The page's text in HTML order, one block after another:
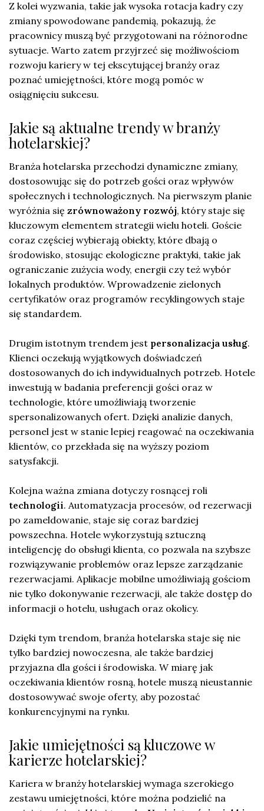
Z kolei wyzwania, takie jak wysoka rotacja kadry czy
zmiany spowodowane pandemią, pokazują, że
pracownicy muszą być przygotowani na różnorodne
sytuacje. Warto zatem przyjrzeć się możliwościom
rozwoju kariery w tej ekscytującej branży oraz
poznać umiejętności, które mogą pomóc w
osiągnięciu sukcesu.
Jakie są aktualne trendy w branży
hotelarskiej?
Branża hotelarska przechodzi dynamiczne zmiany,
dostosowując się do potrzeb gości oraz wpływów
społecznych i technologicznych. Na pierwszym planie
wyróżnia się zrównoważony rozwój, który staje się
kluczowym elementem strategii wielu hoteli. Goście
coraz częściej wybierają obiekty, które dbają o
środowisko, stosując ekologiczne praktyki, takie jak
ograniczanie zużycia wody, energii czy też wybór
lokalnych produktów. Wprowadzenie zielonych
certyfikatów oraz programów recyklingowych staje
się standardem.
Drugim istotnym trendem jest personalizacja usług.
Klienci oczekują wyjątkowych doświadczeń
dostosowanych do ich indywidualnych potrzeb. Hotele
inwestują w badania preferencji gości oraz w
technologie, które umożliwiają tworzenie
spersonalizowanych ofert. Dzięki analizie danych,
personel jest w stanie lepiej reagować na oczekiwania
klientów, co przekłada się na wyższy poziom
satysfakcji.
Kolejna ważna zmiana dotyczy rosnącej roli
technologii. Automatyzacja procesów, od rezerwacji
po zameldowanie, staje się coraz bardziej
powszechna. Hotele wykorzystują sztuczną
inteligencję do obsługi klienta, co pozwala na szybsze
rozwiązywanie problemów oraz lepsze zarządzanie
rezerwacjami. Aplikacje mobilne umożliwiają gościom
nie tylko dokonywanie rezerwacji, ale także dostęp do
informacji o hotelu, usługach oraz okolicy.
Dzięki tym trendom, branża hotelarska staje się nie
tylko bardziej nowoczesna, ale także bardziej
przyjazna dla gości i środowiska. W miarę jak
oczekiwania klientów rosną, hotele muszą nieustannie
dostosowywać swoje oferty, aby pozostać
konkurencyjnymi na rynku.
Jakie umiejętności są kluczowe w
karierze hotelarskiej?
Kariera w branży hotelarskiej wymaga szerokiego
zestawu umiejętności, które można podzielić na